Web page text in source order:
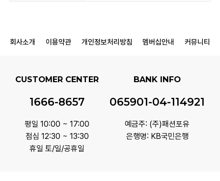
회사소개 이용약관 개인정보처리방침 멤버십안내 커뮤니티
CUSTOMER CENTER
1666-8657
평일 10:00 ~ 17:00
점심 12:30 ~ 13:30
휴일 토/일/공휴일
BANK INFO
065901-04-114921
예금주: (주)패션포유
은행명: KB국민은행